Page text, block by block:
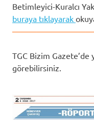
Betimleyici-Kuralcı
buraya tıklayarak
TGC Bizim Gazete’de
görebilirsiniz.